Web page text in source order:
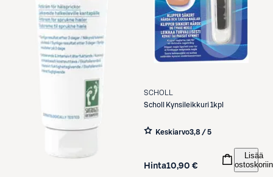
SCHOLL
Scholl
Kynsileikkuri 1kpl
Keskiarvo3,8 / 5
Hinta10,90 €
Lisää
ostoskoriin